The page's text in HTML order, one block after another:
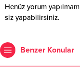
Henüz yorum
siz yapabilirsiniz.
Benzer Konular